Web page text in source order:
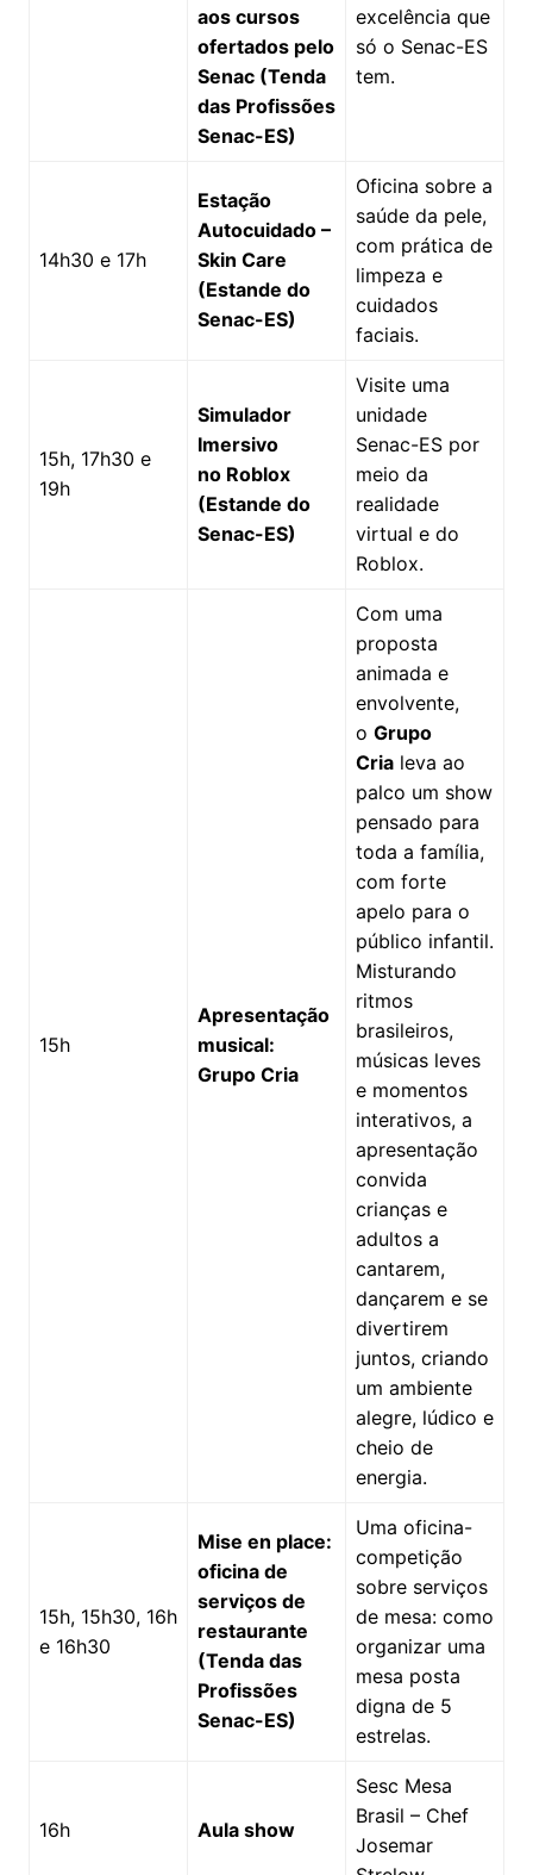
aos cursos
ofertados pelo
Senac (Tenda
das Profissões
Senac-ES)
excelência que
só o Senac-ES
tem.
14h30 e 17h
Estação
Autocuidado –
Skin Care
(Estande do
Senac-ES)
Oficina sobre a
saúde da pele,
com prática de
limpeza e
cuidados
faciais.
15h, 17h30 e
19h
Simulador
Imersivo
no Roblox
(Estande do
Senac-ES)
Visite uma
unidade
Senac-ES por
meio da
realidade
virtual e do
Roblox.
15h
Apresentação
musical:
Grupo Cria
Com uma
proposta
animada e
envolvente,
o Grupo
Crialeva ao
palco um show
pensado para
toda a família,
com forte
apelo para o
público infantil.
Misturando
ritmos
brasileiros,
músicas leves
e momentos
interativos, a
apresentação
convida
crianças e
adultos a
cantarem,
dançarem e se
divertirem
juntos, criando
um ambiente
alegre, lúdico e
cheio de
energia.
15h, 15h30, 16h
e 16h30
Mise en place:
oficina de
serviços de
restaurante
(Tenda das
Profissões
Senac-ES)
Uma oficina-
competição
sobre serviços
de mesa: como
organizar uma
mesa posta
digna de 5
estrelas.
16h Aula show
Sesc Mesa
Brasil – Chef
Josemar